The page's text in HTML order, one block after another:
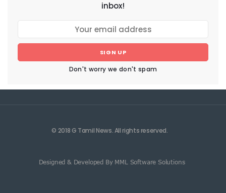
inbox!
SIGN UP
Don't worry we don't spam
© 2018 G Tamil News. All rights reserved.
Designed & Developed By MML Software Solutions